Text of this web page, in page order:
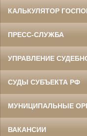
КАЛЬКУЛЯТОР
ПРЕСС-СЛУЖБА
УПРАВЛЕНИЕ
СУДЫ СУБЪЕКТА РФ
МУНИЦИПАЛЬНЫЕ
ВАКАНСИИ